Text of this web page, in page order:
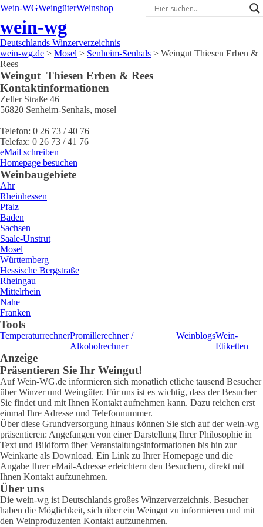
Wein-WGWeingüterWeinshop
wein-wg
Deutschlands Winzerverzeichnis
wein-wg.de > Mosel > Senheim-Senhals > Weingut Thiesen Erben &
Rees
Weingut Thiesen Erben & Rees
Kontaktinformationen
Zeller Straße 46
56820 Senheim-Senhals, mosel
Telefon: 0 26 73 / 40 76
Telefax: 0 26 73 / 41 76
eMail schreiben
Homepage besuchen
Weinbaugebiete
Ahr
Rheinhessen
Pfalz
Baden
Sachsen
Saale-Unstrut
Mosel
Württemberg
Hessische Bergstraße
Rheingau
Mittelrhein
Nahe
Franken
Tools
TemperaturrechnerPromillerechner /
Alkoholrechner
WeinblogsWein-
Etiketten
Anzeige
Präsentieren Sie Ihr Weingut!
Auf Wein-WG.de informieren sich monatlich etliche tausend Besucher
über Winzer und Weingüter. Für uns ist es wichtig, dass der Besucher
Sie findet und mit Ihnen Kontakt aufnehmen kann. Dazu reichen erst
einmal Ihre Adresse und Telefonnummer.
Über diese Grundversorgung hinaus können Sie sich auf der wein-wg
präsentieren: Angefangen von einer Darstellung Ihrer Philosophie in
Text und Bildform über Veranstaltungsinformationen bis hin zur
Weinkarte als Download. Ein Link zu Ihrer Homepage und die
Angabe Ihrer eMail-Adresse erleichtern den Besuchern, direkt mit
Ihnen Kontakt aufzunehmen.
Über uns
Die wein-wg ist Deutschlands großes Winzerverzeichnis. Besucher
haben die Möglichkeit, sich über ein Weingut zu informieren und mit
den Weinproduzenten Kontakt aufzunehmen.